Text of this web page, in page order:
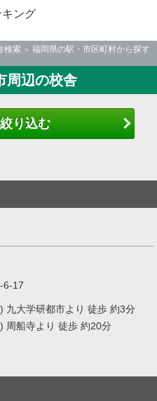
ング
検索
福岡県の駅・市区町村から探す
周辺の校舎
り込む
6-17
九大学研都市より 徒歩 約3分
周船寺より 徒歩 約20分